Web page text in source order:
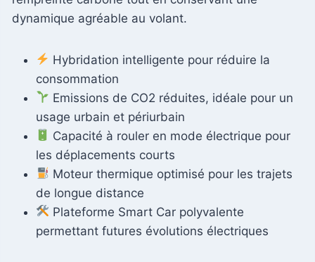
dynamique agréable au volant.
Hybridation intelligente pour réduire la
consommation
Emissions de CO2 réduites, idéale pour un
usage urbain et périurbain
Capacité à rouler en mode électrique pour
les déplacements courts
Moteur thermique optimisé pour les trajets
de longue distance
Plateforme Smart Car polyvalente
permettant futures évolutions électriques